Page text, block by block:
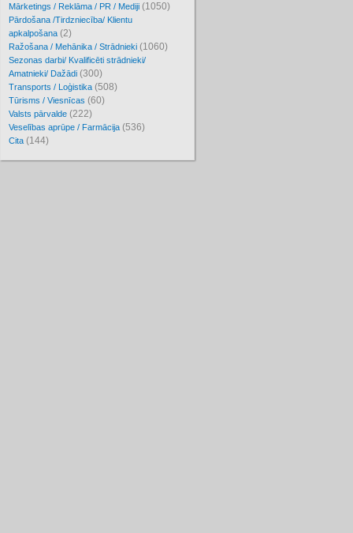
Mārketings / Reklāma / PR / Mediji (1050)
Pārdošana /Tirdzniecība/ Klientu
apkalpošana (2)
Ražošana / Mehānika / Strādnieki (1060)
Sezonas darbi/ Kvalificēti strādnieki/
Amatnieki/ Dažādi (300)
Transports / Loģistika (508)
Tūrisms / Viesnīcas (60)
Valsts pārvalde (222)
Veselības aprūpe / Farmācija (536)
Cita (144)